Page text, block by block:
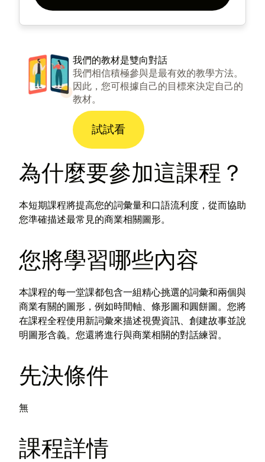
我們的教材是雙向對話
我們相信積極參與是最有效的教學方法。
因此，您可根據自己的目標來決定自己的
教材。
試試看
為什麼要參加這課程？
本短期課程將提高您的詞彙量和口語流利度，從而協助
您準確描述最常見的商業相關圖形。
您將學習哪些內容
本課程的每一堂課都包含一組精心挑選的詞彙和兩個與
商業有關的圖形，例如時間軸、條形圖和圓餅圖。您將
在課程全程使用新詞彙來描述視覺資訊、創建故事並說
明圖形含義。您還將進行與商業相關的對話練習。
先決條件
無
課程詳情